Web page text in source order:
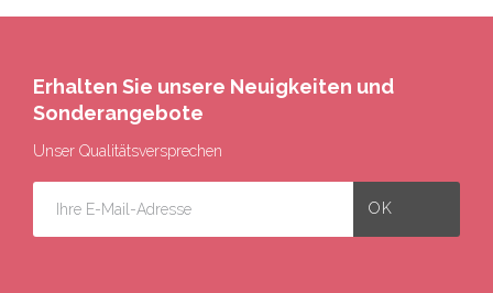
Erhalten Sie unsere Neuigkeiten und
Sonderangebote
Unser Qualitätsversprechen